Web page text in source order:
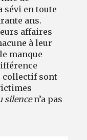
sévi en toute
ans.
affaires
à leur
manque
collectif sont
silencen’a pas